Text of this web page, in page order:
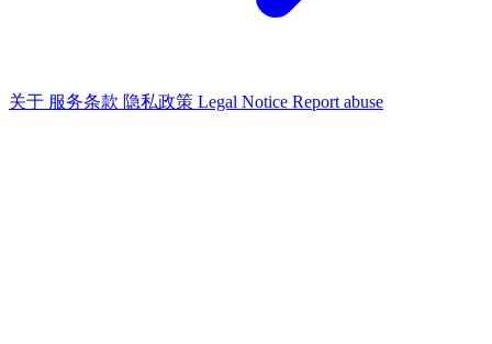
关于 服务条款 隐私政策 Legal Notice Report abuse